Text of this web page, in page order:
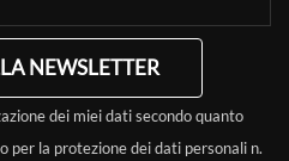
NEWSLETTER
dei miei dati secondo quanto
per la protezione dei dati personali n.